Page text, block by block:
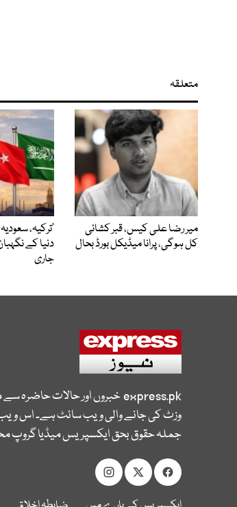
متعلقہ
میر رضا علی کیس، قبر کشائی
کل ہوگی، پرانا میڈیکل بورڈ بحال
‘ترکیہ،
دنیا کے
جاری
express.pkخبروں اور حالات حاضرہ
وزٹ کی جانے والی ویب سائٹ ہے۔ اس ویب
جملہ حقوق بحق ایکسپریس میڈیا گروپ